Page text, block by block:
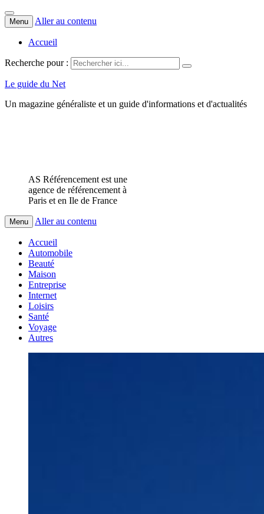
Menu Aller au contenu
Accueil
Recherche pour :
Le guide du Net
Un magazine généraliste et un guide d'informations et d'actualités
AS Référencement est une
agence de référencement à
Paris et en Ile de France
Menu Aller au contenu
Accueil
Automobile
Beauté
Maison
Entreprise
Internet
Loisirs
Santé
Voyage
Autres